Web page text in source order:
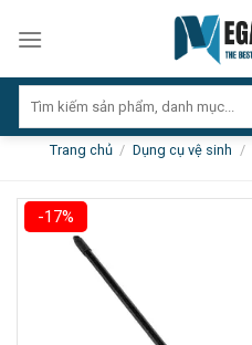
kiếm:
Trang chủ / Dụng cụ vệ sinh /
-17%